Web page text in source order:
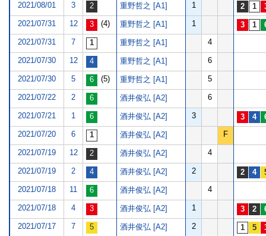
2021/08/01 3 重野哲之 [A1] 1
2021/07/31 12 (4) 重野哲之 [A1] 1
2021/07/31 7 重野哲之 [A1] 4
2021/07/30 12 重野哲之 [A1] 6
2021/07/30 5 (5) 重野哲之 [A1] 5
2021/07/22 2 酒井俊弘 [A2] 6
2021/07/21 1 酒井俊弘 [A2] 3
2021/07/20 6 酒井俊弘 [A2] F
2021/07/19 12 酒井俊弘 [A2] 4
2021/07/19 2 酒井俊弘 [A2] 2
2021/07/18 11 酒井俊弘 [A2] 4
2021/07/18 4 酒井俊弘 [A2] 1
2021/07/17 7 酒井俊弘 [A2] 2